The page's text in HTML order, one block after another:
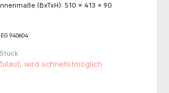
(BxTxH): 510 x 413 x 90
940604
wird schnellstmöglich